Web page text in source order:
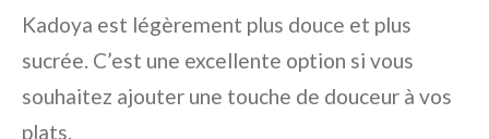
Kadoya est légèrement plus douce et plus
sucrée. C’est une excellente option si vous
souhaitez ajouter une touche de douceur à vos
plats.